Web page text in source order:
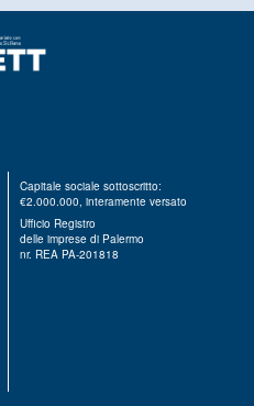
Capitale sociale sottoscritto:
€2.000.000, interamente versato
Ufficio Registro
delle imprese di Palermo
nr. REA PA-201818